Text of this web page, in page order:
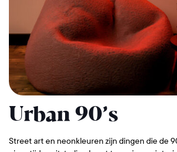
Urban 90’s
Street art en neonkleuren zijn dingen die de